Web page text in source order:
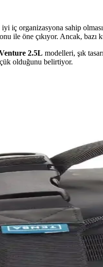
iç organizasyona sahip
ile öne çıkıyor. Ancak, bazı
2.5L modelleri, şık
olduğunu belirtiyor.
kullanımda taşınabilirlik ve
Çanta
taşıma kapasitesi, iç
Sırt Çantası
kayış ve sap
Çanta Modelleri
sling ve çapraz çantalar,